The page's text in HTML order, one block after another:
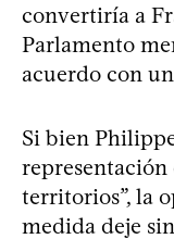
convertiría a
Parlamento
acuerdo con
Si bien
representación
territorios”, la
medida deje